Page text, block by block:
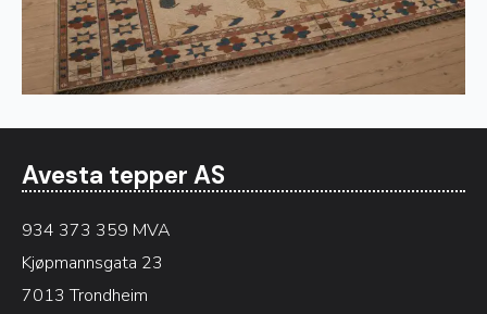
Avesta tepper AS
934 373 359 MVA
Kjøpmannsgata 23
7013 Trondheim